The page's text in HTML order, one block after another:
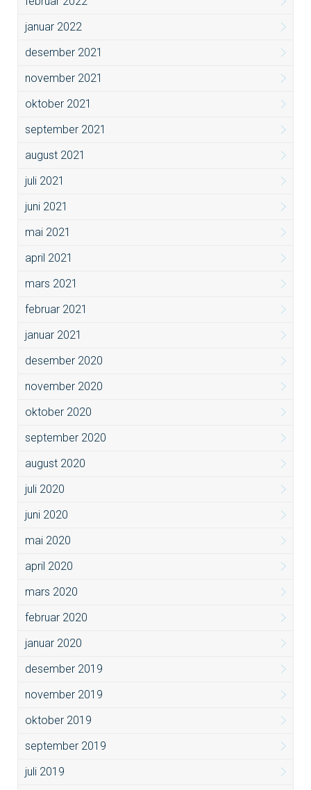
januar 2022
desember 2021
november 2021
oktober 2021
september 2021
august 2021
juli 2021
juni 2021
mai 2021
april 2021
mars 2021
februar 2021
januar 2021
desember 2020
november 2020
oktober 2020
september 2020
august 2020
juli 2020
juni 2020
mai 2020
april 2020
mars 2020
februar 2020
januar 2020
desember 2019
november 2019
oktober 2019
september 2019
juli 2019